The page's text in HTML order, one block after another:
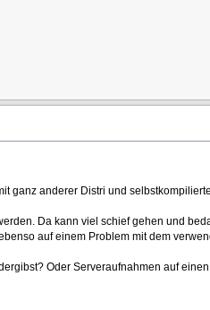
ganz anderer Distri und
Da kann viel schief gehen und
auf einem Problem mit dem
Oder Serveraufnahmen auf